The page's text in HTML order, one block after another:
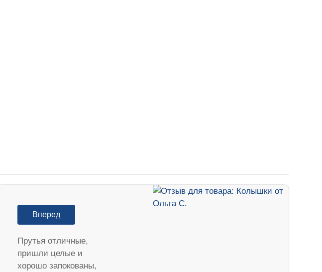
Вперед
Прутья отличные,
пришли целые и
хорошо запокованы,